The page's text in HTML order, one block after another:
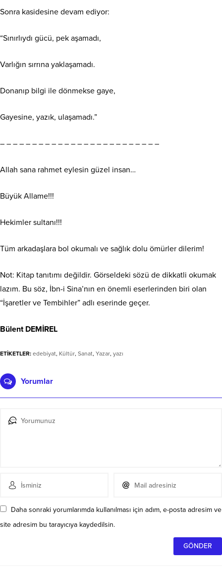
Sonra kasidesine devam ediyor:
“Sınırlıydı gücü, pek aşamadı,
Varlığın sırrına yaklaşamadı.
Donanıp bilgi ile dönmekse gaye,
Gayesine, yazık, ulaşamadı.”
– – – – – – – – – – – – – – – – – – – – – – – – –
Allah sana rahmet eylesin güzel insan…
Büyük Allame!!!
Hekimler sultanı!!!
Tüm arkadaşlara bol okumalı ve sağlık dolu ömürler dilerim!
Not: Kitap tanıtımı değildir. Görseldeki sözü de dikkatli okumak
lazım. Bu söz, İbn-i Sina’nın en önemli eserlerinden biri olan
“İşaretler ve Tembihler” adlı eserinde geçer.
Bülent DEMİREL
ETİKETLER: edebiyat, Kültür, Sanat, Yazar, yazı
Yorumlar
Daha sonraki yorumlarımda kullanılması için adım, e-posta adresim ve
site adresim bu tarayıcıya kaydedilsin.